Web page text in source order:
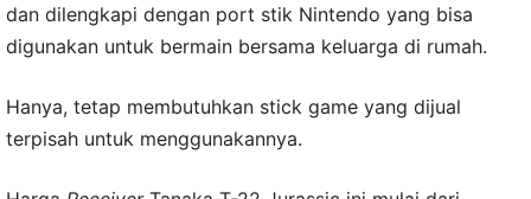
dan dilengkapi dengan port stik Nintendo yang bisa
digunakan untuk bermain bersama keluarga di rumah.
Hanya, tetap membutuhkan stick game yang dijual
terpisah untuk menggunakannya.